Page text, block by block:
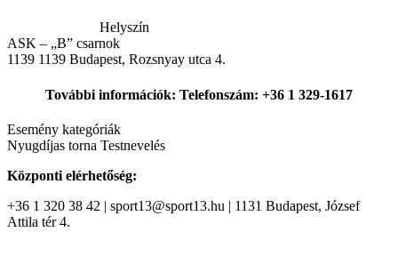
Helyszín
ASK – „B” csarnok
1139 1139 Budapest, Rozsnyay utca 4.
További információk: Telefonszám: +36 1 329-1617
Esemény kategóriák
Nyugdíjas torna Testnevelés
Központi elérhetőség:
+36 1 320 38 42 | sport13@sport13.hu | 1131 Budapest, József
Attila tér 4.